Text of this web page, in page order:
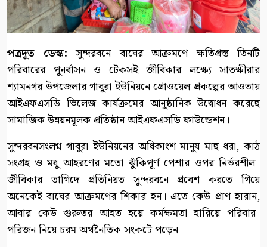
পত্রদূত ডেস্ক: সুন্দরবনে বাঘের আক্রমণে ক্ষতিগ্রস্ত তিনটি
পরিবারের পুনর্বাসন ও টেকসই জীবিকার লক্ষ্যে সাতক্ষীরার
শ্যামনগর উপজেলার গাবুরা ইউনিয়নে গ্রোওয়েল প্রকল্পের আওতায়
আইএফএসডি ভিলেজ কার্যক্রমের আনুষ্ঠানিক উদ্বোধন করেছে
সামাজিক উন্নয়নমূলক প্রতিষ্ঠান আইএফএসডি ফাউন্ডেশন।
সুন্দরবনসংলগ্ন গাবুরা ইউনিয়নের অধিকাংশ মানুষ মাছ ধরা, কাঠ
সংগ্রহ ও মধু আহরণের মতো ঝুঁকিপূর্ণ পেশার ওপর নির্ভরশীল।
জীবিকার তাগিদে প্রতিনিয়ত সুন্দরবনে প্রবেশ করতে গিয়ে
অনেকেই বাঘের আক্রমণের শিকার হন। এতে কেউ প্রাণ হারান,
আবার কেউ গুরুতর আহত হয়ে কর্মক্ষমতা হারিয়ে পরিবার-
পরিজন নিয়ে চরম অর্থনৈতিক সংকটে পড়েন।